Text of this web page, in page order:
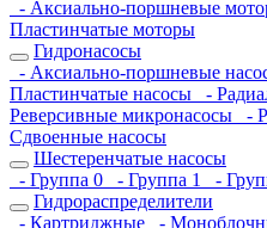
- Аксиально-поршневые
Пластинчатые моторы
Гидронасосы
- Аксиально-поршневые
Пластинчатые насосы
-
Реверсивные микронасосы
-
Сдвоенные насосы
Шестеренчатые насосы
- Группа 0
- Группа 1 -
Гидрораспределители
- Картриджные
-